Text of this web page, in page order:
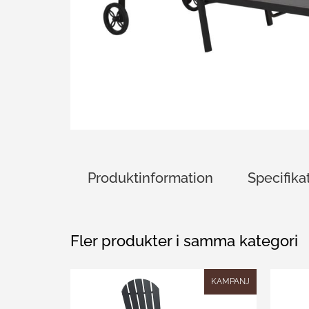
Produktinformation
Fler produkter i samma kategori
KAMPANJ